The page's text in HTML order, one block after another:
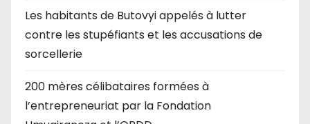
Les habitants de Butovyi appelés à lutter
contre les stupéfiants et les accusations de
sorcellerie
200 mères célibataires formées à
l’entrepreneuriat par la Fondation